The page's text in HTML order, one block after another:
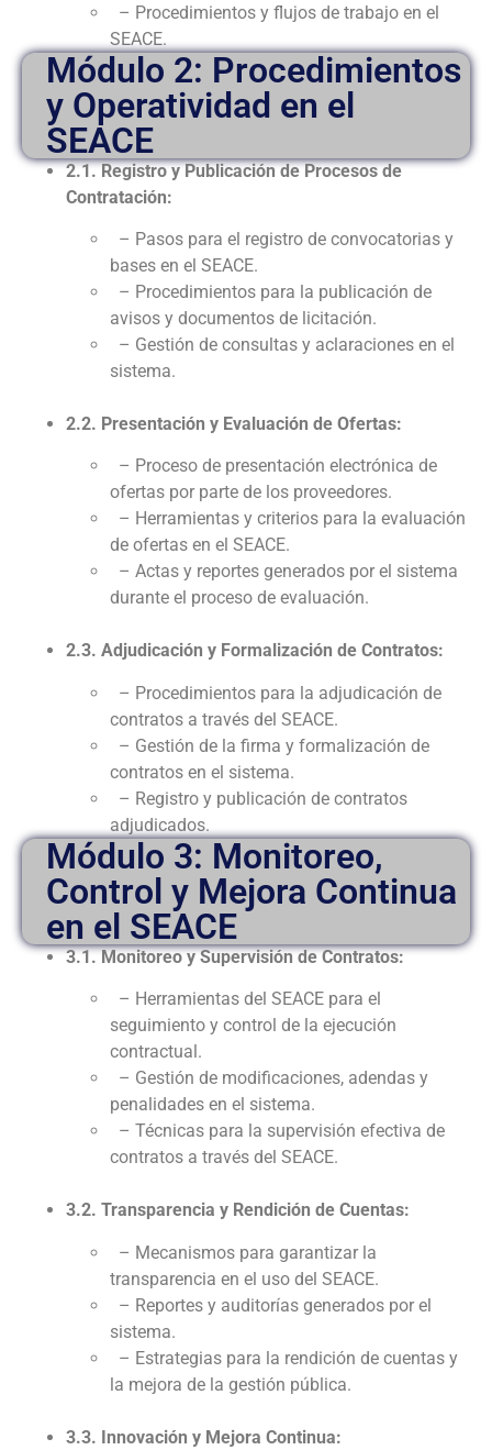
– Procedimientos y flujos de trabajo en el
SEACE.
Módulo 2: Procedimientos
y Operatividad en el
SEACE
2.1. Registro y Publicación de Procesos de
Contratación:
– Pasos para el registro de convocatorias y
bases en el SEACE.
– Procedimientos para la publicación de
avisos y documentos de licitación.
– Gestión de consultas y aclaraciones en el
sistema.
2.2. Presentación y Evaluación de Ofertas:
– Proceso de presentación electrónica de
ofertas por parte de los proveedores.
– Herramientas y criterios para la evaluación
de ofertas en el SEACE.
– Actas y reportes generados por el sistema
durante el proceso de evaluación.
2.3. Adjudicación y Formalización de Contratos:
– Procedimientos para la adjudicación de
contratos a través del SEACE.
– Gestión de la firma y formalización de
contratos en el sistema.
– Registro y publicación de contratos
adjudicados.
Módulo 3: Monitoreo,
Control y Mejora Continua
en el SEACE
3.1. Monitoreo y Supervisión de Contratos:
– Herramientas del SEACE para el
seguimiento y control de la ejecución
contractual.
– Gestión de modificaciones, adendas y
penalidades en el sistema.
– Técnicas para la supervisión efectiva de
contratos a través del SEACE.
3.2. Transparencia y Rendición de Cuentas:
– Mecanismos para garantizar la
transparencia en el uso del SEACE.
– Reportes y auditorías generados por el
sistema.
– Estrategias para la rendición de cuentas y
la mejora de la gestión pública.
3.3. Innovación y Mejora Continua: